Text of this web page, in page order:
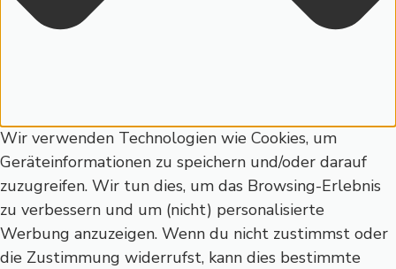
Wir verwenden Technologien wie Cookies, um
Geräteinformationen zu speichern und/oder darauf
zuzugreifen. Wir tun dies, um das Browsing-Erlebnis
zu verbessern und um (nicht) personalisierte
Werbung anzuzeigen. Wenn du nicht zustimmst oder
die Zustimmung widerrufst, kann dies bestimmte